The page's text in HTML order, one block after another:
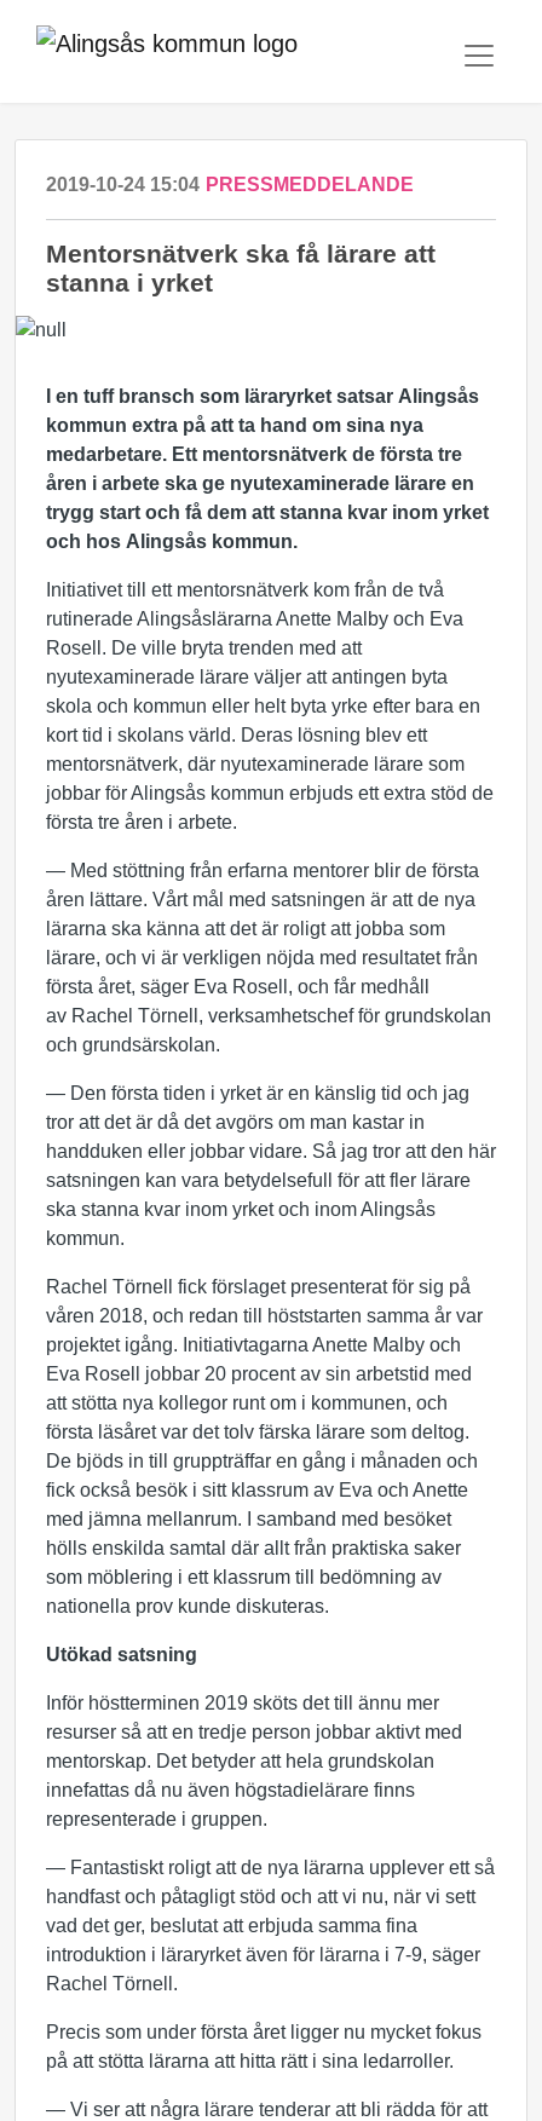
2019-10-24 15:04 PRESSMEDDELANDE
Mentorsnätverk ska få lärare att
stanna i yrket
I en tuff bransch som läraryrket satsar Alingsås
kommun extra på att ta hand om sina nya
medarbetare. Ett mentorsnätverk de första tre
åren i arbete ska ge nyutexaminerade lärare en
trygg start och få dem att stanna kvar inom yrket
och hos Alingsås kommun.
Initiativet till ett mentorsnätverk kom från de två
rutinerade Alingsåslärarna Anette Malby och Eva
Rosell. De ville bryta trenden med att
nyutexaminerade lärare väljer att antingen byta
skola och kommun eller helt byta yrke efter bara en
kort tid i skolans värld. Deras lösning blev ett
mentorsnätverk, där nyutexaminerade lärare som
jobbar för Alingsås kommun erbjuds ett extra stöd de
första tre åren i arbete.
— Med stöttning från erfarna mentorer blir de första
åren lättare. Vårt mål med satsningen är att de nya
lärarna ska känna att det är roligt att jobba som
lärare, och vi är verkligen nöjda med resultatet från
första året, säger Eva Rosell, och får medhåll
av Rachel Törnell, verksamhetschef för grundskolan
och grundsärskolan.
— Den första tiden i yrket är en känslig tid och jag
tror att det är då det avgörs om man kastar in
handduken eller jobbar vidare. Så jag tror att den här
satsningen kan vara betydelsefull för att fler lärare
ska stanna kvar inom yrket och inom Alingsås
kommun.
Rachel Törnell fick förslaget presenterat för sig på
våren 2018, och redan till höststarten samma år var
projektet igång. Initiativtagarna Anette Malby och
Eva Rosell jobbar 20 procent av sin arbetstid med
att stötta nya kollegor runt om i kommunen, och
första läsåret var det tolv färska lärare som deltog.
De bjöds in till gruppträffar en gång i månaden och
fick också besök i sitt klassrum av Eva och Anette
med jämna mellanrum. I samband med besöket
hölls enskilda samtal där allt från praktiska saker
som möblering i ett klassrum till bedömning av
nationella prov kunde diskuteras.
Utökad satsning
Inför höstterminen 2019 sköts det till ännu mer
resurser så att en tredje person jobbar aktivt med
mentorskap. Det betyder att hela grundskolan
innefattas då nu även högstadielärare finns
representerade i gruppen.
— Fantastiskt roligt att de nya lärarna upplever ett så
handfast och påtagligt stöd och att vi nu, när vi sett
vad det ger, beslutat att erbjuda samma fina
introduktion i läraryrket även för lärarna i 7-9, säger
Rachel Törnell.
Precis som under första året ligger nu mycket fokus
på att stötta lärarna att hitta rätt i sina ledarroller.
— Vi ser att några lärare tenderar att bli rädda för att